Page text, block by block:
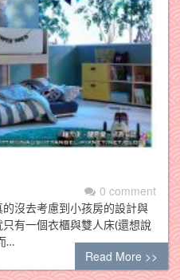
0 comment
沒去考慮到小孩房的設計與
有一個衣櫃與雙人床(還想說
…
Read More >>